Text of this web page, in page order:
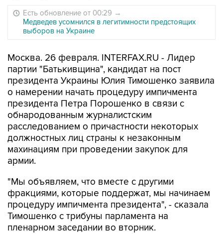
Есть обновление от 00:29 →
Медведев усомнился в легитимности предстоящих
выборов на Украине
Москва. 26 февраля. INTERFAX.RU - Лидер
партии "Батькивщина", кандидат на пост
президента Украины Юлия Тимошенко заявила
о намерении начать процедуру импичмента
президента Петра Порошенко в связи с
обнародованным журналистским
расследованием о причастности некоторых
должностных лиц страны к незаконным
махинациям при проведении закупок для
армии.
"Мы объявляем, что вместе с другими
фракциями, которые поддержат, мы начинаем
процедуру импичмента президента", - сказала
Тимошенко с трибуны парламента на
пленарном заседании во вторник.